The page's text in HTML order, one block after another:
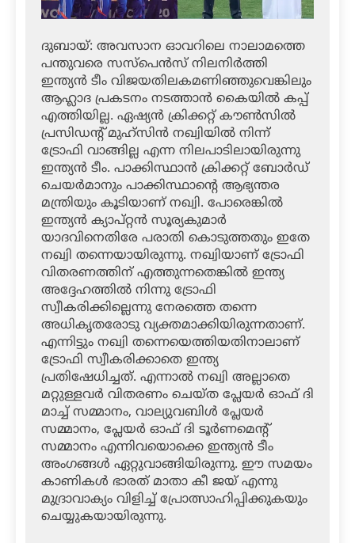
ദുബായ്: അവസാന ഓവറിലെ നാലാമത്തെ
പന്തുവരെ സസ്‌പെന്‍സ് നിലനിര്‍ത്തി
ഇന്ത്യന്‍ ടീം വിജയതിലകമണിഞ്ഞുവെങ്കിലും
ആഹ്ലാദ പ്രകടനം നടത്താന്‍ കൈയില്‍ കപ്പ്
എത്തിയില്ല. ഏഷ്യന്‍ ക്രിക്കറ്റ് കൗണ്‍സില്‍
പ്രസിഡന്റ് മുഹ്‌സിന്‍ നഖ്വിയില്‍ നിന്ന്
ട്രോഫി വാങ്ങില്ല എന്ന നിലപാടിലായിരുന്നു
ഇന്ത്യന്‍ ടീം. പാക്കിസ്ഥാന്‍ ക്രിക്കറ്റ് ബോര്‍ഡ്
ചെയര്‍മാനും പാക്കിസ്ഥാന്റെ ആഭ്യന്തര
മന്ത്രിയും കൂടിയാണ് നഖ്വി. പോരെങ്കില്‍
ഇന്ത്യന്‍ ക്യാപ്റ്റന്‍ സൂര്യകുമാര്‍
യാദവിനെതിരേ പരാതി കൊടുത്തതും ഇതേ
നഖ്വി തന്നെയായിരുന്നു. നഖ്വിയാണ് ട്രോഫി
വിതരണത്തിന് എത്തുന്നതെങ്കില്‍ ഇന്ത്യ
അദ്ദേഹത്തില്‍ നിന്നു ട്രോഫി
സ്വീകരിക്കില്ലെന്നു നേരത്തെ തന്നെ
അധികൃതരോടു വ്യക്തമാക്കിയിരുന്നതാണ്.
എന്നിട്ടും നഖ്വി തന്നെയെത്തിയതിനാലാണ്
ട്രോഫി സ്വീകരിക്കാതെ ഇന്ത്യ
പ്രതിഷേധിച്ചത്. എന്നാല്‍ നഖ്വി അല്ലാതെ
മറ്റുള്ളവര്‍ വിതരണം ചെയ്ത പ്ലേയര്‍ ഓഫ് ദി
മാച്ച് സമ്മാനം, വാല്യുവബിള്‍ പ്ലേയര്‍
സമ്മാനം, പ്ലേയര്‍ ഓഫ് ദി ടൂര്‍ണമെന്റ്
സമ്മാനം എന്നിവയൊക്കെ ഇന്ത്യന്‍ ടീം
അംഗങ്ങള്‍ ഏറ്റുവാങ്ങിയിരുന്നു. ഈ സമയം
കാണികള്‍ ഭാരത് മാതാ കീ ജയ് എന്നു
മുദ്രാവാക്യം വിളിച്ച് പ്രോത്സാഹിപ്പിക്കുകയും
ചെയ്യുകയായിരുന്നു.